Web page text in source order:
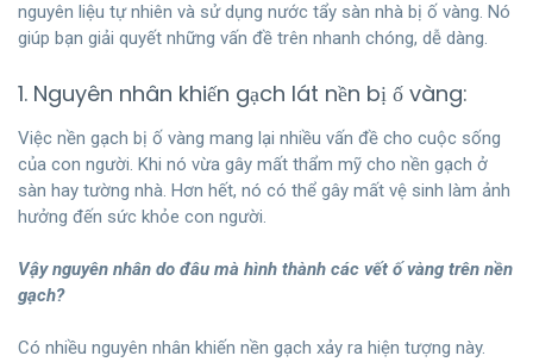
nguyên liệu tự nhiên và sử dụng nước tẩy sàn nhà bị ố vàng. Nó
giúp bạn giải quyết những vấn đề trên nhanh chóng, dễ dàng.
1. Nguyên nhân khiến gạch lát nền bị ố vàng:
Việc nền gạch bị ố vàng mang lại nhiều vấn đề cho cuộc sống
của con người. Khi nó vừa gây mất thẩm mỹ cho nền gạch ở
sàn hay tường nhà. Hơn hết, nó có thể gây mất vệ sinh làm ảnh
hưởng đến sức khỏe con người.
Vậy nguyên nhân do đâu mà hình thành các vết ố vàng trên nền
gạch?
Có nhiều nguyên nhân khiến nền gạch xảy ra hiện tượng này.